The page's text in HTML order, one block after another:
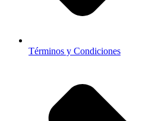
Términos y Condiciones